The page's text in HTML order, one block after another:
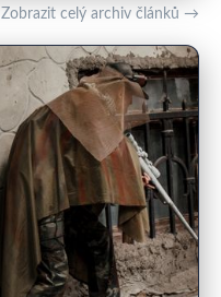
Zobrazit celý archiv článků →